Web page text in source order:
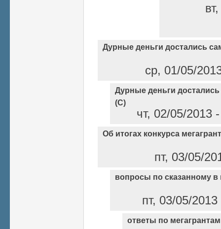
Дурные деньги достались
ср, 01/05/
Дурные деньги
(С)
чт, 02/05/2013
Об итогах конкурса
пт, 03/05/
вопросы по сказанному
пт, 03/05/
ответы по мегагрантам